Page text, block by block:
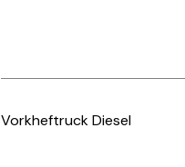
Vorkheftruck Diesel